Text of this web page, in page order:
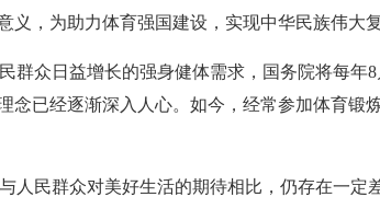
，为助力体育强国建设，实现中华民族伟大
群众日益增长的强身健体需求，国务院将每年
已经逐渐深入人心。如今，经常参加体育锻
人民群众对美好生活的期待相比，仍存在一